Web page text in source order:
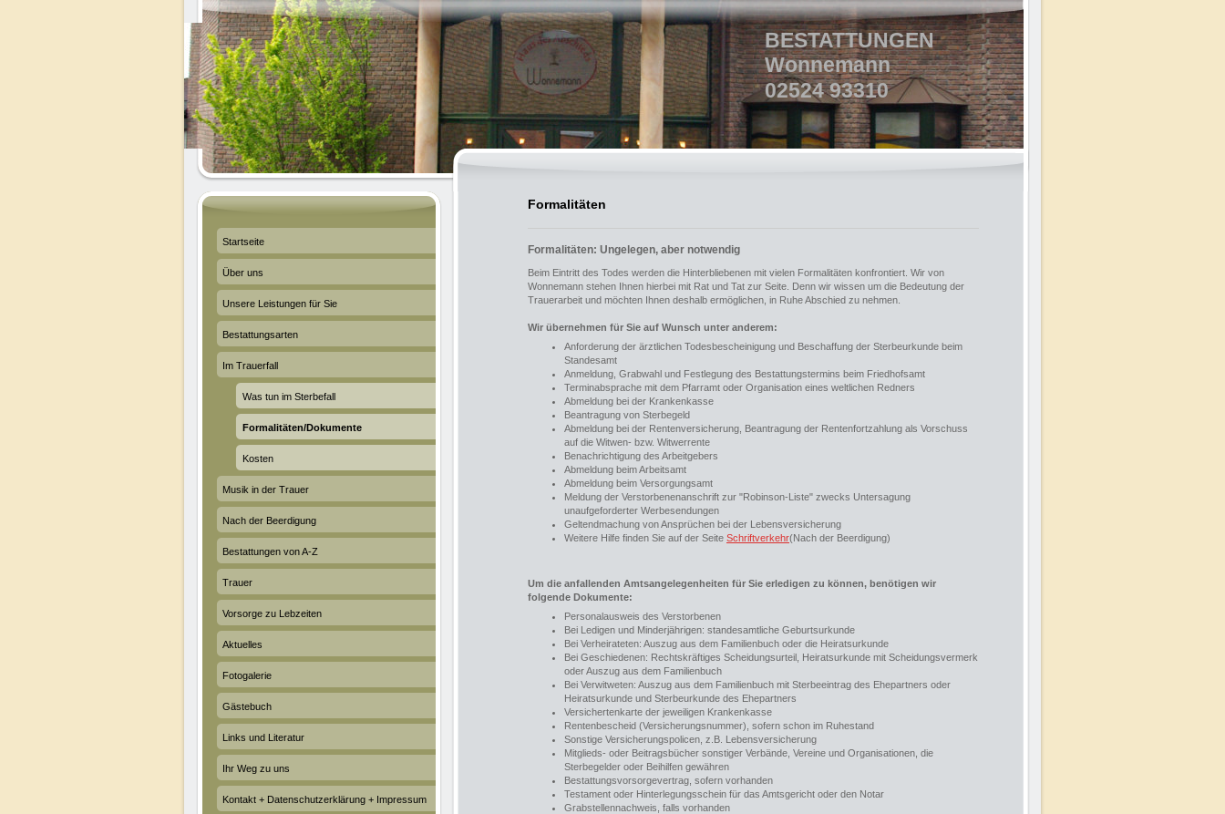
BESTATTUNGEN
Wonnemann
02524 93310
Formalitäten
Formalitäten: Ungelegen, aber notwendig
Beim Eintritt des Todes werden die Hinterbliebenen mit vielen Formalitäten konfrontiert. Wir von
Wonnemann stehen Ihnen hierbei mit Rat und Tat zur Seite. Denn wir wissen um die Bedeutung der
Trauerarbeit und möchten Ihnen deshalb ermöglichen, in Ruhe Abschied zu nehmen.
Wir übernehmen für Sie auf Wunsch unter anderem:
Anforderung der ärztlichen Todesbescheinigung und Beschaffung der Sterbeurkunde beim
Standesamt
Anmeldung, Grabwahl und Festlegung des Bestattungstermins beim Friedhofsamt
Terminabsprache mit dem Pfarramt oder Organisation eines weltlichen Redners
Abmeldung bei der Krankenkasse
Beantragung von Sterbegeld
Abmeldung bei der Rentenversicherung, Beantragung der Rentenfortzahlung als Vorschuss
auf die Witwen- bzw. Witwerrente
Benachrichtigung des Arbeitgebers
Abmeldung beim Arbeitsamt
Abmeldung beim Versorgungsamt
Meldung der Verstorbenenanschrift zur "Robinson-Liste" zwecks Untersagung
unaufgeforderter Werbesendungen
Geltendmachung von Ansprüchen bei der Lebensversicherung
Weitere Hilfe finden Sie auf der Seite Schriftverkehr(Nach der Beerdigung)
Um die anfallenden Amtsangelegenheiten für Sie erledigen zu können, benötigen wir
folgende Dokumente:
Personalausweis des Verstorbenen
Bei Ledigen und Minderjährigen: standesamtliche Geburtsurkunde
Bei Verheirateten: Auszug aus dem Familienbuch oder die Heiratsurkunde
Bei Geschiedenen: Rechtskräftiges Scheidungsurteil, Heiratsurkunde mit Scheidungsvermerk
oder Auszug aus dem Familienbuch
Bei Verwitweten: Auszug aus dem Familienbuch mit Sterbeeintrag des Ehepartners oder
Heiratsurkunde und Sterbeurkunde des Ehepartners
Versichertenkarte der jeweiligen Krankenkasse
Rentenbescheid (Versicherungsnummer), sofern schon im Ruhestand
Sonstige Versicherungspolicen, z.B. Lebensversicherung
Mitglieds- oder Beitragsbücher sonstiger Verbände, Vereine und Organisationen, die
Sterbegelder oder Beihilfen gewähren
Bestattungsvorsorgevertrag, sofern vorhanden
Testament oder Hinterlegungsschein für das Amtsgericht oder den Notar
Grabstellennachweis, falls vorhanden
Startseite
Über uns
Unsere Leistungen für Sie
Bestattungsarten
Im Trauerfall
Was tun im Sterbefall
Formalitäten/Dokumente
Kosten
Musik in der Trauer
Nach der Beerdigung
Bestattungen von A-Z
Trauer
Vorsorge zu Lebzeiten
Aktuelles
Fotogalerie
Gästebuch
Links und Literatur
Ihr Weg zu uns
Kontakt + Datenschutzerklärung + Impressum